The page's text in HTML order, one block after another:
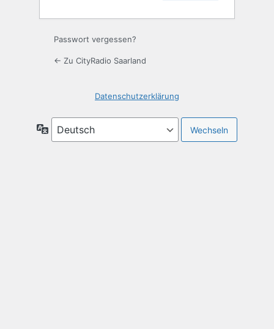
Passwort vergessen?
← Zu CityRadio Saarland
Datenschutzerklärung
Sprache